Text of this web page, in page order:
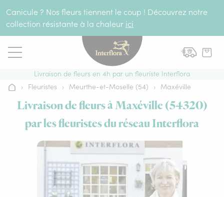
Canicule ? Nos fleurs tiennent le coup ! Découvrez notre
collection résistante à la chaleur ici
Livraison de fleurs en 4h par un fleuriste Interflora
Accueil
› Fleuristes › Meurthe-et-Moselle (54) › Maxéville
Livraison de fleurs à Maxéville (54320)
par les fleuristes du réseau Interflora